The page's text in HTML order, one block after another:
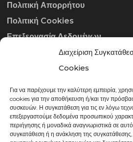
Διαχείριση
Cookies
Για να παρέχουμε την καλύτερη εμπειρία,
cookies για την αποθήκευση ή/και την
συσκευών. Η συγκατάθεση για τις εν λόγω
επεξεργαστούμε δεδομένα προσωπικού
περιήγησης ή μοναδικά αναγνωριστικά σε
συγκατάθεση ή η ανάκληση της συγκατάθεσης,
Πολιτική Απορρήτου
Πολιτική Cookies
Επεξεργασία Δεδομένων
ΣΤΟΙΧΕΊΑ ΕΠΙΚΟΙΝΩΝΊΑΣ
info@gowithraw.gr
24310 35062
Δευ. - Παρ. 08:00 - 20:00